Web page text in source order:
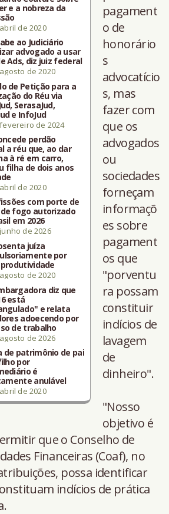
e a nobreza da
de 2020
ao Judiciário
advogado a usar
Ads, diz juiz federal
de 2020
de Petição para a
do Réu via
SerasaJud,
e InfoJud
de 2024
perdão
a réu que, ao dar
à ré em carro,
filha de dois anos
de 2020
com porte de
fogo autorizado
em 2026
de 2026
juíza
por
de 2020
diz que
está
e relata
adoecendo por
de trabalho
de 2026
de patrimônio de pai
por
é
anulável
de 2020
pagament
o de
honorário
s
advocatício
s, mas
fazer com
que os
advogados
ou
sociedades
forneçam
informaçõ
es sobre
pagament
os que
"porventu
ra possam
constituir
indícios de
lavagem
de
dinheiro".
"Nosso
objetivo é
que o Conselho de
Financeiras (Coaf), no
possa identificar
indícios de prática